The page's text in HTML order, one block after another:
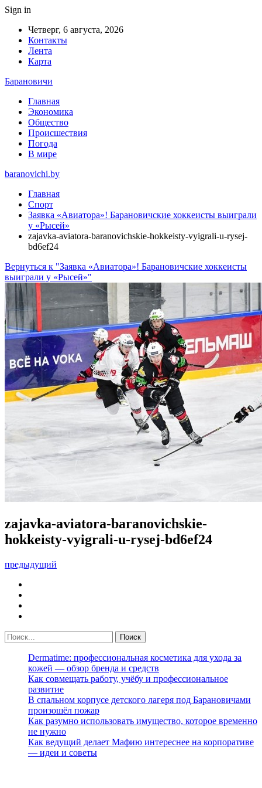
Sign in
Четверг, 6 августа, 2026
Контакты
Лента
Карта
Барановичи
Главная
Экономика
Общество
Происшествия
Погода
В мире
baranovichi.by
Главная
Спорт
Заявка «Авиатора»! Барановичские хоккеисты выиграли
у «Рысей»
zajavka-aviatora-baranovichskie-hokkeisty-vyigrali-u-rysej-
bd6ef24
Вернуться к "Заявка «Авиатора»! Барановичские хоккеисты
выиграли у «Рысей»"
zajavka-aviatora-baranovichskie-
hokkeisty-vyigrali-u-rysej-bd6ef24
предыдущий
Dermatime: профессиональная косметика для ухода за
кожей — обзор бренда и средств
Как совмещать работу, учёбу и профессиональное
развитие
В спальном корпусе детского лагеря под Барановичами
произошёл пожар
Как разумно использовать имущество, которое временно
не нужно
Как ведущий делает Мафию интереснее на корпоративе
— идеи и советы